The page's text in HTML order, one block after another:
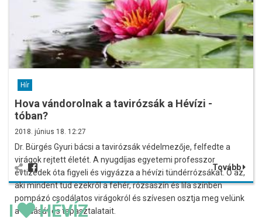
Hír
Hova vándorolnak a tavirózsák a Hévízi -
tóban?
2018. június 18. 12:27
Dr. Bürgés Gyuri bácsi a tavirózsák védelmezője, felfedte a
virágok rejtett életét. A nyugdíjas egyetemi professzor
évtizedek óta figyeli és vigyázza a hévízi tündérrózsákat. Ő az,
aki mindent tud ezekről a fehér, rózsaszín és lila színben
pompázó csodálatos virágokról és szívesen osztja meg velünk
a tudását és tapasztalatait.
Tovább
I HÉVÍZ